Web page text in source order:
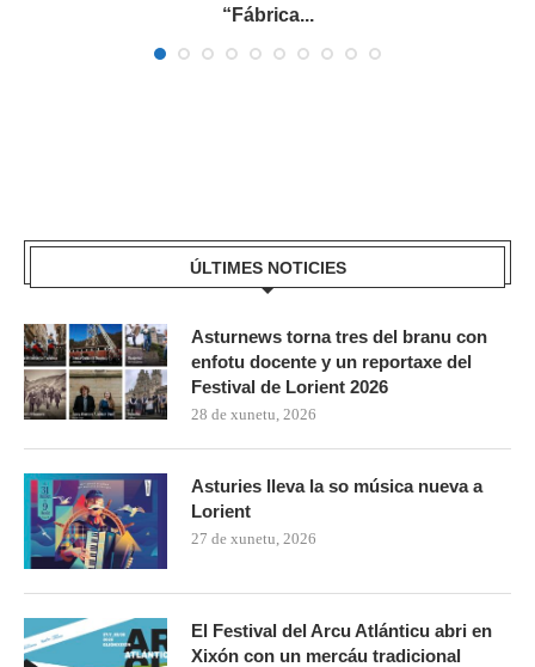
“Fábrica...
ÚLTIMES NOTICIES
Asturnews torna tres del branu con
enfotu docente y un reportaxe del
Festival de Lorient 2026
28 de xunetu, 2026
Asturies lleva la so música nueva a
Lorient
27 de xunetu, 2026
El Festival del Arcu Atlánticu abri en
Xixón con un mercáu tradicional